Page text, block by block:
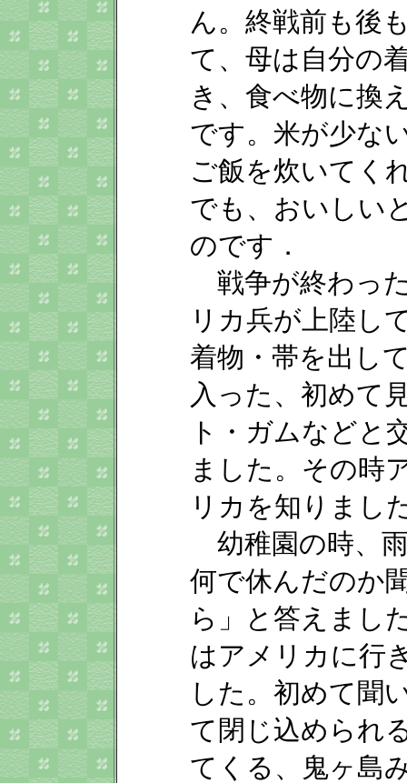
ん。終戦前も後
て、母は自分の
き、食べ物に換
です。米が少な
ご飯を炊いてく
でも、おいしい
のです．
戦争が終わっ
リカ兵が上陸し
着物・帯を出し
入った、初めて
ト・ガムなどと
ました。その時
リカを知りまし
幼稚園の時、
何で休んだのか
ら」と答えまし
はアメリカに行
した。初めて聞
て閉じ込められ
てくる、鬼ヶ島